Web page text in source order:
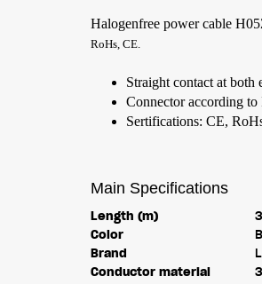
Halogenfree power cable
RoHs, CE.
Straight contact at both
Connector according
Sertifications: CE,
Main Specifications
Length (m)
3
Color
Brand
Conductor material